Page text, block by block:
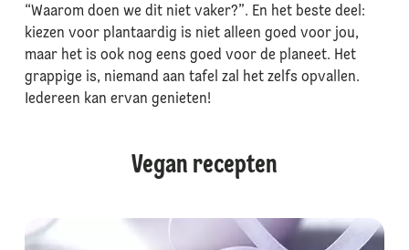
“Waarom doen we dit niet vaker?”. En het beste deel:
kiezen voor plantaardig is niet alleen goed voor jou,
maar het is ook nog eens goed voor de planeet. Het
grappige is, niemand aan tafel zal het zelfs opvallen.
Iedereen kan ervan genieten!
Vegan recepten